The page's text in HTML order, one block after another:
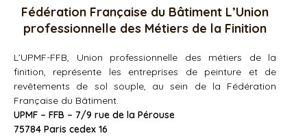
Fédération Française du Bâtiment L’Union
professionnelle des Métiers de la Finition
L’UPMF-FFB, Union professionnelle des métiers de la
finition, représente les entreprises de peinture et de
revêtements de sol souple, au sein de la Fédération
Française du Bâtiment.
UPMF – FFB – 7/9 rue de la Pérouse
75784 Paris cedex 16